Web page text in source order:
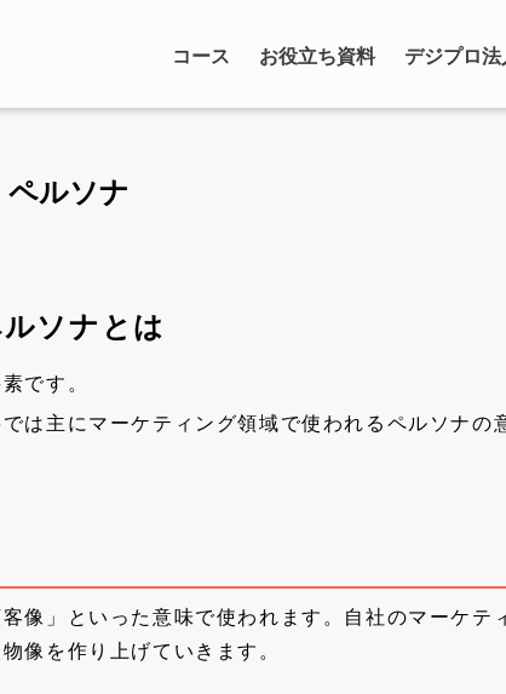
コース お役立ち資料 デジプロ法
ペルソナ
ソナとは
です。
は主にマーケティング領域で使われるペルソナの
像」といった意味で使われます。自社のマーケテ
像を作り上げていきます。